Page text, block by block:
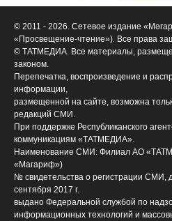
© 2011 - 2026. Сетевое издание
«Просвещение-чтение»). Все права
© ТАТМЕДИА. Все материалы,
законом.
Перепечатка, воспроизведение и
информации,
размещенной на сайте, возможна
редакций СМИ.
При поддержке Республиканского
коммуникациям «ТАТМЕДИА».
Наименование СМИ: Филиал АО
«Магариф»)
№ свидетельства о регистрации СМИ,
сентября 2017 г.
выдано Федеральной службой по
информационных технологий и